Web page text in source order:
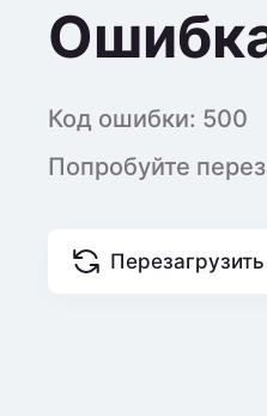
Код ошибки: 500
Попробуйте